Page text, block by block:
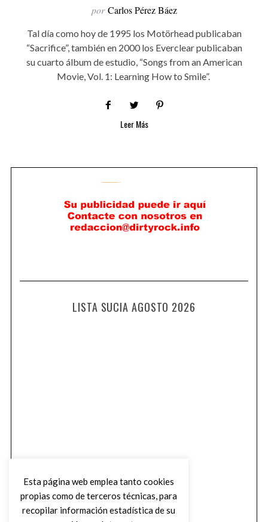
por Carlos Pérez Báez
Tal día como hoy de 1995 los Motörhead publicaban
“Sacrifice”, también en 2000 los Everclear publicaban
su cuarto álbum de estudio, “Songs from an American
Movie, Vol. 1: Learning How to Smile”.
Leer Más
LISTA SUCIA AGOSTO 2026
Esta página web emplea tanto cookies
propias como de terceros técnicas, para
recopilar información estadística de su